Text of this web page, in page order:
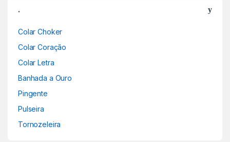
.
Colar Choker
Colar Coração
Colar Letra
Banhada a Ouro
Pingente
Pulseira
Tornozeleira